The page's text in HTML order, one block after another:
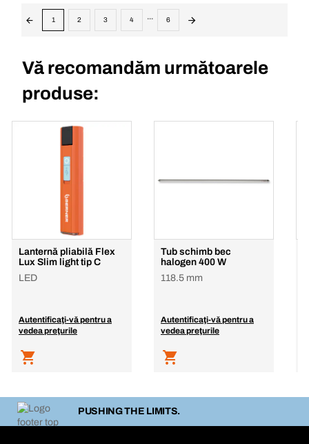
1 2 3 4 ... 6
Vă recomandăm următoarele
produse:
Lanternă pliabilă Flex
Lux Slim light tip C
LED
Autentificaţi-vă pentru a
vedea preţurile
Tub schimb bec
halogen 400 W
118.5 mm
Autentificaţi-vă pentru a
vedea preţurile
PUSHING THE LIMITS.